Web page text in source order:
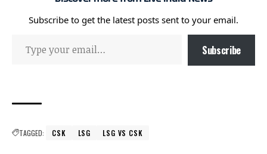
Subscribe to get the latest posts sent to your email.
Subscribe
TAGGED: CSK LSG LSG VS CSK